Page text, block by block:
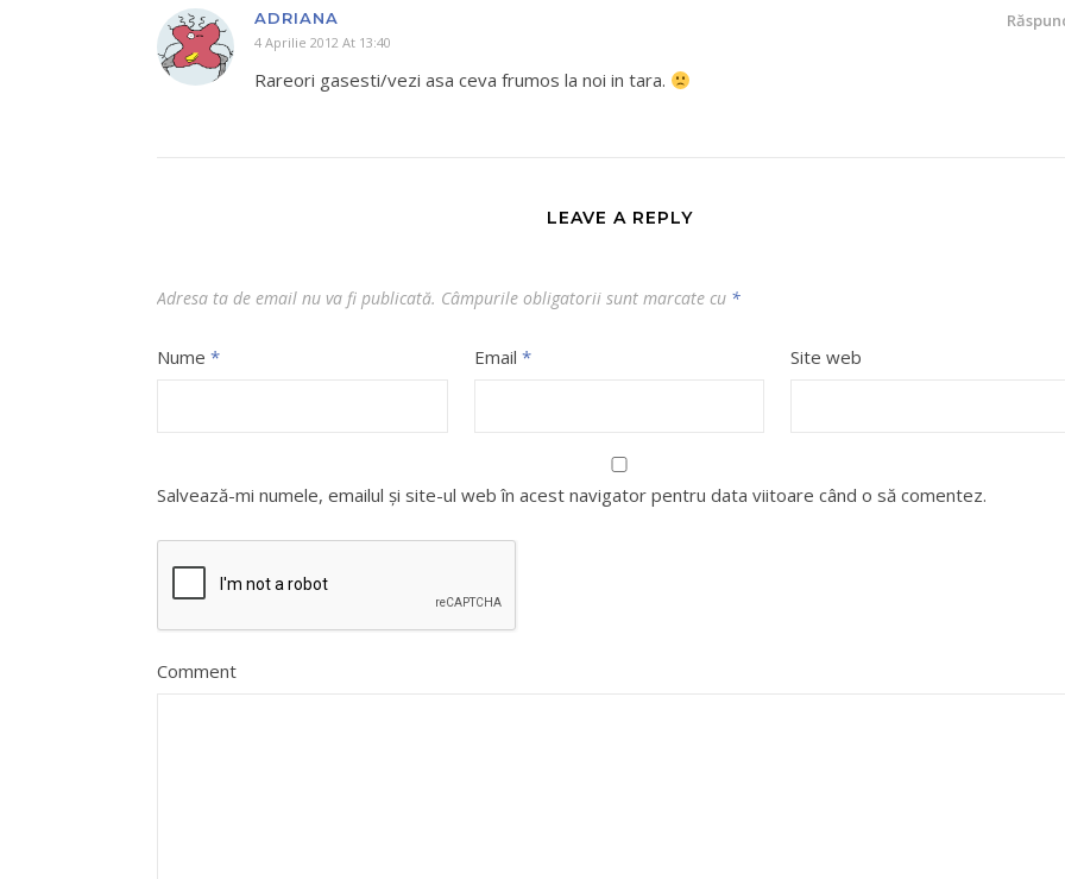
ADRIANA
4 Aprilie 2012 At 13:40
Rareori gasesti/vezi asa ceva frumos la noi in tara.
LEAVE A REPLY
Adresa ta de email nu va fi publicată. Câmpurile obligatorii sunt marcate cu *
Nume * Email * Site web
Salvează-mi numele, emailul și site-ul web în acest navigator pentru data viitoare când o să comentez.
Comment